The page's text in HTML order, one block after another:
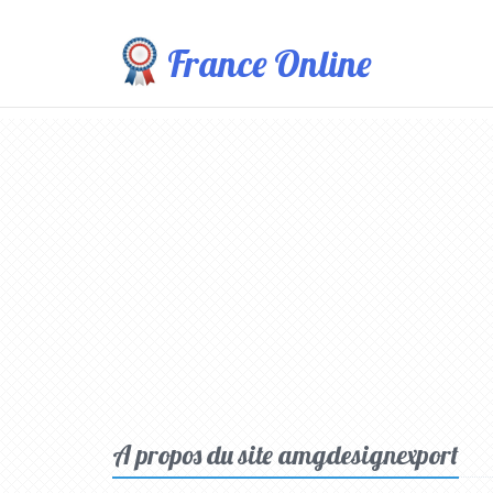
France Online
A propos du site amgdesignexport